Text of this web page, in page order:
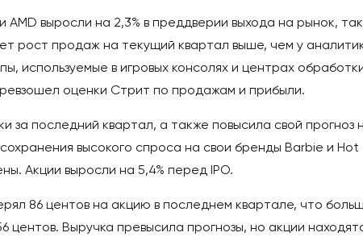
AMD выросли на 2,3% в преддверии выхода на рынок,
рост продаж на текущий квартал выше, чем у
используемые в игровых консолях и центрах
оценки Стрит по продажам и прибыли.
за последний квартал, а также повысила свой прогноз
высокого спроса на свои бренды Barbie и Hot
Акции выросли на 5,4% перед IPO.
86 центов на акцию в последнем квартале, что
Выручка превысила прогнозы, но акции